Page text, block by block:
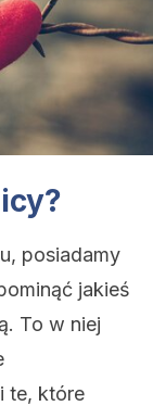
posiadamy
jakieś
To w niej
te, które